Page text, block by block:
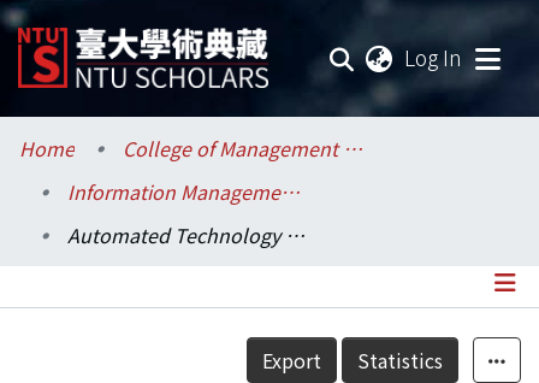
Log In
Communities & Collections
Research Outputs
Home
College of Management / 管理學院
Information Management / 資訊管理學系
Automated Technology for Verification and Analysis (ATVA 2005) - Preface
Details
Export Statistics